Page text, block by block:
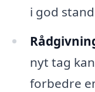
i god
nyt tag
forbedre